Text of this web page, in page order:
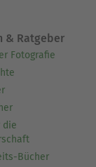
& Ratgeber
Fotografie
die
Bücher